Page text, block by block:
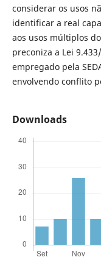
considerar os usos
identificar a real
aos usos múltiplos
preconiza a Lei
empregado pela
envolvendo conflito
Downloads